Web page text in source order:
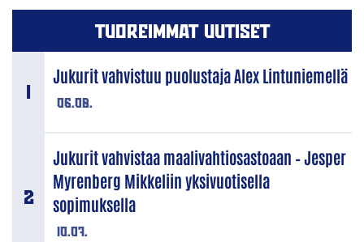
TUOREIMMAT UUTISET
06.08.
Jukurit vahvistuu puolustaja Alex Lintuniemellä
10.07.
Jukurit vahvistaa maalivahtiosastoaan – Jesper
Myrenberg Mikkeliin yksivuotisella
sopimuksella